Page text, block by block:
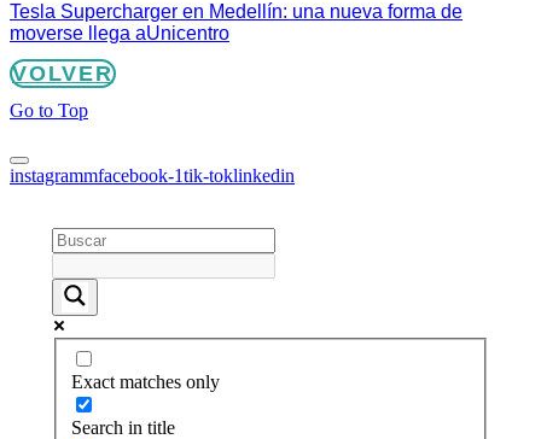
Tesla Supercharger en Medellín: una nueva forma de
moverse llega aUnicentro
VOLVER
Go to Top
instagrammfacebook-1tik-toklinkedin
Exact matches only
Search in title